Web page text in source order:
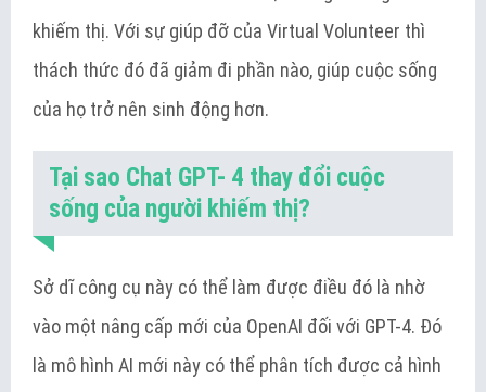
khiếm thị. Với sự giúp đỡ của Virtual Volunteer thì
thách thức đó đã giảm đi phần nào, giúp cuộc sống
của họ trở nên sinh động hơn.
Tại sao Chat GPT- 4 thay đổi cuộc
sống của người khiếm thị?
Sở dĩ công cụ này có thể làm được điều đó là nhờ
vào một nâng cấp mới của OpenAI đối với GPT-4. Đó
là mô hình AI mới này có thể phân tích được cả hình